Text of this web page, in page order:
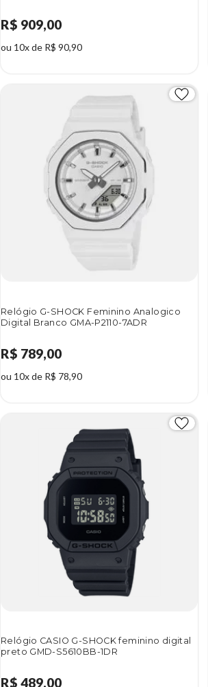
R$ 909,00
ou 10x de R$ 90,90
Relógio G-SHOCK Feminino Analogico
Digital Branco GMA-P2110-7ADR
R$ 789,00
ou 10x de R$ 78,90
Relógio CASIO G-SHOCK feminino digital
preto GMD-S5610BB-1DR
R$ 489,00